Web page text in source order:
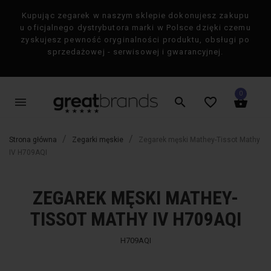
Kupując zegarek w naszym sklepie dokonujesz zakupu
u oficjalnego dystrybutora marki w Polsce dzięki czemu
zyskujesz pewność oryginalności produktu, obsługi po
sprzedażowej - serwisowej i gwarancyjnej.
menu shopping_basket
0
favorite_border
search
×
Strona główna Zegarki męskie
Zegarek męski Mathey-Tissot Mathy
IV H709AQI
ZEGAREK MĘSKI MATHEY-
TISSOT MATHY IV H709AQI
H709AQI
-50% favorite_border -50%